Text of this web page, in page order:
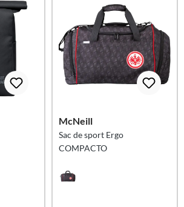
McNeill
Sac de sport Ergo
COMPACTO